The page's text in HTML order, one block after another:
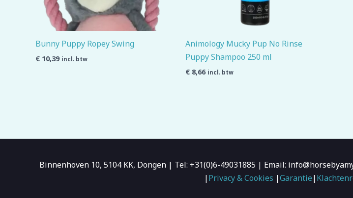
Bunny Puppy Ropey Swing
€ 10,39 incl. btw
Animology Mucky Pup No Rinse
Puppy Shampoo 250 ml
€ 8,66 incl. btw
Binnenhoven 10, 5104 KK, Dongen | Tel: +31(0)6-49031885 | Email:
|Privacy & Cookies |Garantie|